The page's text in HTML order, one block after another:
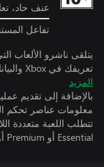
عنف حاد،
تفاعل
يتلقى ناشرو الألعاب
تعريفك في Xbox والبيانات المقترنة بينما تمارس الألعاب.
المزيد
بالإضافة إلى تقديم
معلومات عناصر تحكم
Essential أو Premium أو Ultimate (اشتراكات تُباع بشكل منفصل).